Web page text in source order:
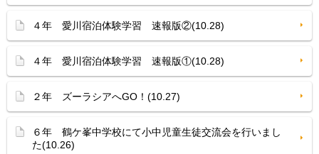
４年 愛川宿泊体験学習 速報版②(10.28)
４年 愛川宿泊体験学習 速報版①(10.28)
２年 ズーラシアへGO！(10.27)
６年 鶴ケ峯中学校にて小中児童生徒交流会を行いまし
た(10.26)